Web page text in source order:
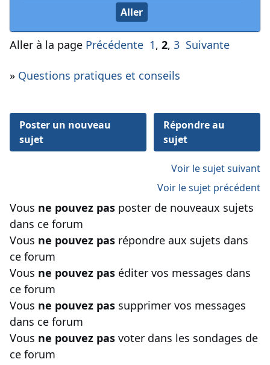
Aller à la page Précédente 1, 2, 3 Suivante
» Questions pratiques et conseils
Poster un nouveau
sujet
Répondre au
sujet
Voir le sujet suivant
Voir le sujet précédent
Vous ne pouvez pas poster de nouveaux sujets
dans ce forum
Vous ne pouvez pas répondre aux sujets dans
ce forum
Vous ne pouvez pas éditer vos messages dans
ce forum
Vous ne pouvez pas supprimer vos messages
dans ce forum
Vous ne pouvez pas voter dans les sondages de
ce forum